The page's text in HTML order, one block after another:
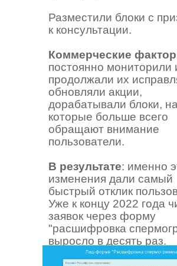
Разместили блоки с
к консультации.
Коммерческие
постоянно мониторили
продолжали их
обновляли акции,
дорабатывали блоки,
которые больше всего
обращают внимание
пользователи.
В результате: именно
изменения дали самый
быстрый отклик
Уже к концу 2022 года
заявок через форму
"расшифровка
выросло в десять раз.